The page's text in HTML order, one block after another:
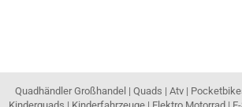
Quadhändler Großhandel | Quads | Atv |